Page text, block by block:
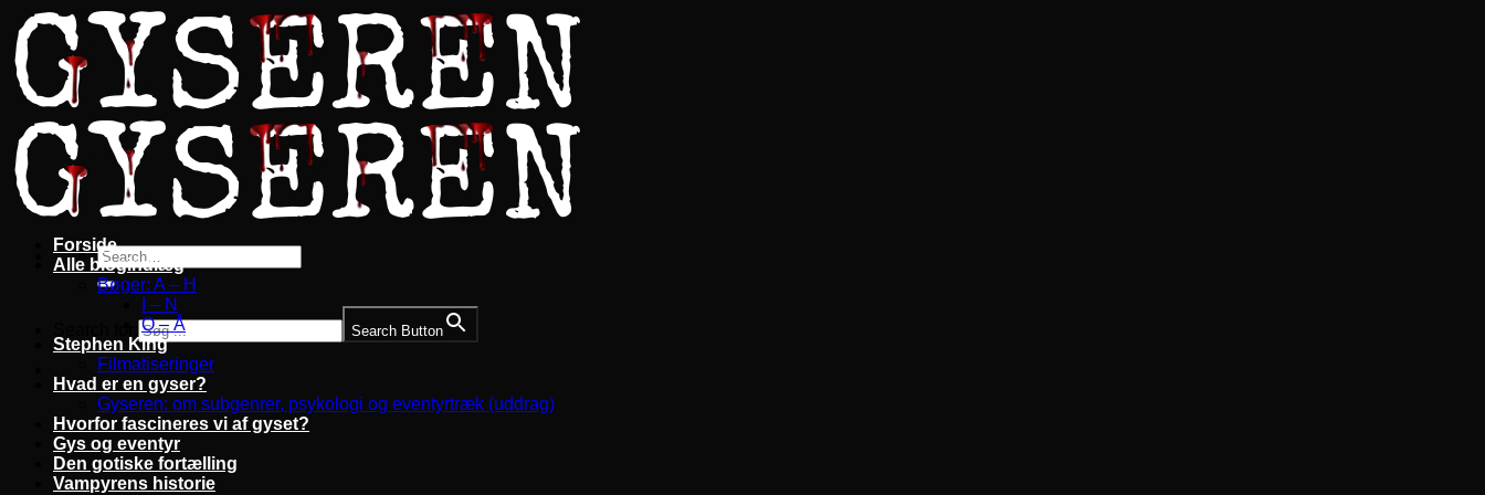
Fortsæt
til
indhold
Search Button
Forside
Alle blogindlæg
Bøger: A – H
I – N
O – Å
Stephen King
Filmatiseringer
Hvad er en gyser?
Gyseren: om subgenrer, psykologi og eventyrtræk (uddrag)
Hvorfor fascineres vi af gyset?
Gys og eventyr
Den gotiske fortælling
Vampyrens historie